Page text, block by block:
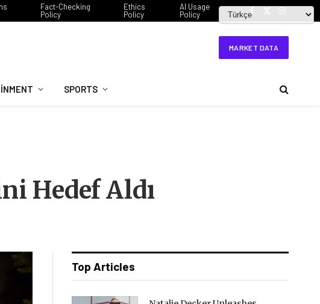
Fact-Checking
Policy
Ethics
Policy
AI Usage
Policy
Facebook
X
Instagram
MARKET DATA
SPORTS
Hedef Aldı
Top Articles